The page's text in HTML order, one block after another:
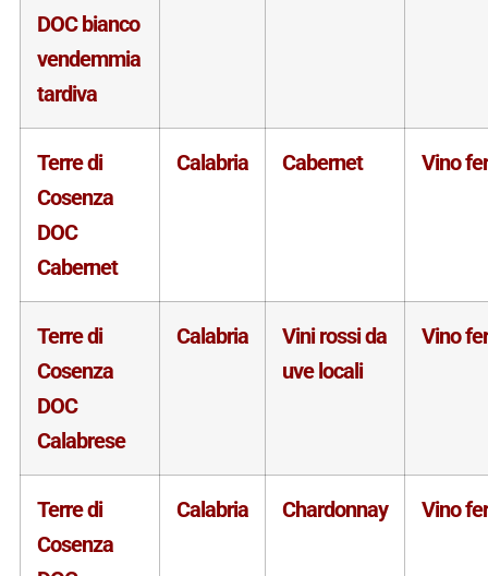
DOC bianco
vendemmia
tardiva
Terre di
Cosenza
DOC
Cabernet
Calabria Cabernet Vino
Terre di
Cosenza
DOC
Calabrese
Calabria
Vini rossi da
uve locali
Vino
Terre di
Cosenza
Calabria Chardonnay Vino